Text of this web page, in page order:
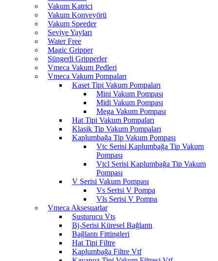
Vakum Katrici
Vakum Konveyörü
Vakum Speeder
Seviye Yayları
Water Free
Magic Gripper
Süngerli Gripperler
Vmeca Vakum Pedleri
Vmeca Vakum Pompaları
Kaset Tipi Vakum Pompaları
Mini Vakum Pompası
Midi Vakum Pompası
Mega Vakum Pompası
Hat Tipi Vakum Pompaları
Klasik Tip Vakum Pompaları
Kaplumbağa Tip Vakum Pompası
Vtc Serisi Kaplumbağa Tip Vakum
Pompası
Vtcl Serisi Kaplumbağa Tip Vakum
Pompası
V Serisi Vakum Pompası
Vs Serisi V Pompa
Vls Serisi V Pompa
Vmeca Aksesuarlar
Susturucu Vts
Bj-Serisi Küresel Bağlantı
Bağlantı Fittingleri
Hat Tipi Filtre
Kaplumbağa Filtre Vtf